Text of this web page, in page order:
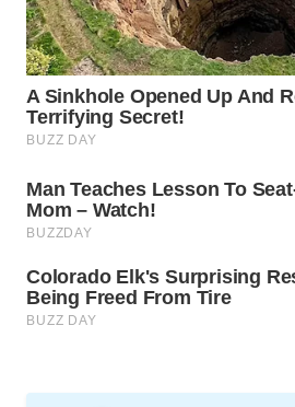
LAPAK
WAHANA
Wahana
Network
LISTRIK
KELISTRIKAN
WALINKI